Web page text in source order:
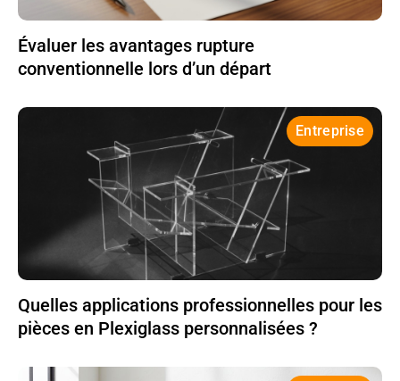
Évaluer les avantages rupture
conventionnelle lors d’un départ
Entreprise
Quelles applications professionnelles pour les
pièces en Plexiglass personnalisées ?